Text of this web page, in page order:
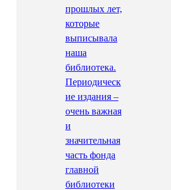
прошлых лет,
которые
выписывала
наша
библиотека.
Периодическ
ие издания –
очень важная
и
значительная
часть фонда
главной
библиотеки